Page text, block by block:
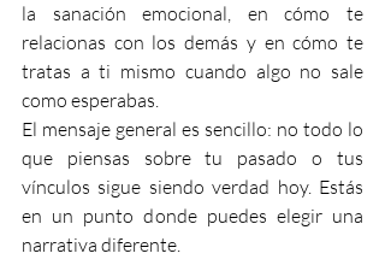
la sanación emocional, en cómo te
relacionas con los demás y en cómo te
tratas a ti mismo cuando algo no sale
como esperabas.
El mensaje general es sencillo: no todo lo
que piensas sobre tu pasado o tus
vínculos sigue siendo verdad hoy. Estás
en un punto donde puedes elegir una
narrativa diferente.